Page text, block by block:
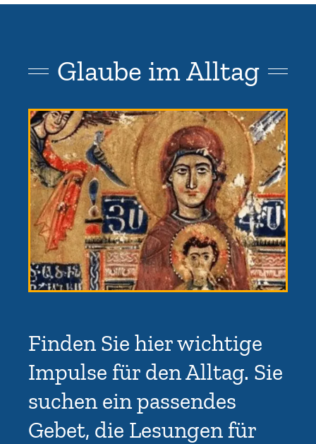
Glaube im Alltag
Finden Sie hier wichtige
Impulse für den Alltag. Sie
suchen ein passendes
Gebet, die Lesungen für